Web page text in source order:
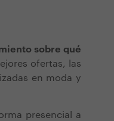
sobre qué
ofertas, las
en moda y
presencial a